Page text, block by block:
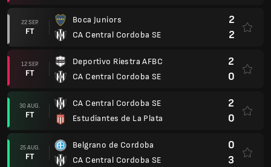
22 SEP.
FT
Boca Juniors
CA Central Cordoba SE
2
2
12 SEP.
FT
Deportivo Riestra AFBC
CA Central Cordoba SE
2
0
30 AUG.
FT
CA Central Cordoba SE
Estudiantes de La Plata
2
0
25 AUG.
FT
Belgrano de Cordoba
CA Central Cordoba SE
0
3